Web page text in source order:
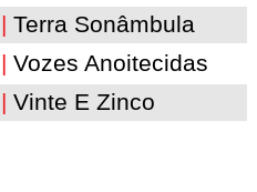
| Terra Sonâmbula
| Vozes Anoitecidas
| Vinte E Zinco